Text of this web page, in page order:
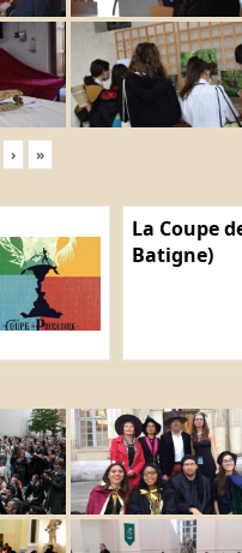
› »
La Coupe
Batigne)